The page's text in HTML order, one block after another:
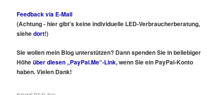
Feedback via E-Mail
(Achtung - hier gibt's keine individuelle LED-Verbraucherberatung,
siehedort!)
Sie wollen mein Blog unterstützen? Dann spenden Sie in beliebiger
Höheüber diesen „PayPal.Me“-Link, wenn Sie ein PayPal-Konto
haben. Vielen Dank!